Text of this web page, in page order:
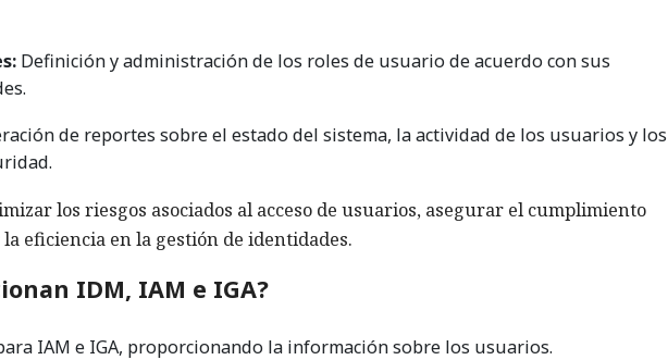
Definición y administración de los roles de usuario de acuerdo con sus
de reportes sobre el estado del sistema, la actividad de los usuarios y los
los riesgos asociados al acceso de usuarios, asegurar el cumplimiento
eficiencia en la gestión de identidades.
IDM, IAM e IGA?
IAM e IGA, proporcionando la información sobre los usuarios.